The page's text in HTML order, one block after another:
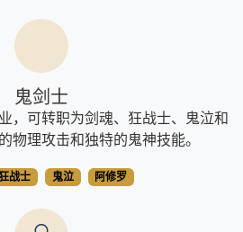
鬼剑士
，可转职为剑魂、狂战士、鬼泣和
物理攻击和独特的鬼神技能。
战士 鬼泣 阿修罗